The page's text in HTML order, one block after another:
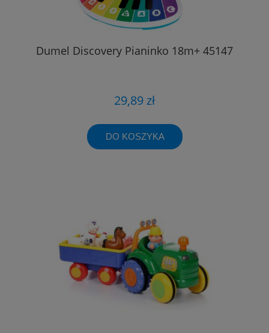
Dumel Discovery Pianinko 18m+ 45147
29,89 zł
DO KOSZYKA